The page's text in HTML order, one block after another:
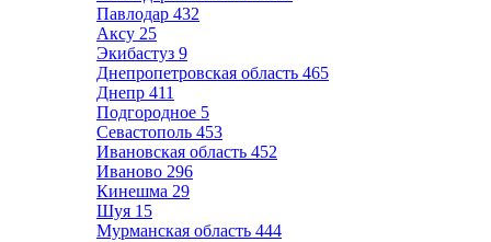
Павлодар 432
Аксу 25
Экибастуз 9
Днепропетровская область 465
Днепр 411
Подгородное 5
Севастополь 453
Ивановская область 452
Иваново 296
Кинешма 29
Шуя 15
Мурманская область 444